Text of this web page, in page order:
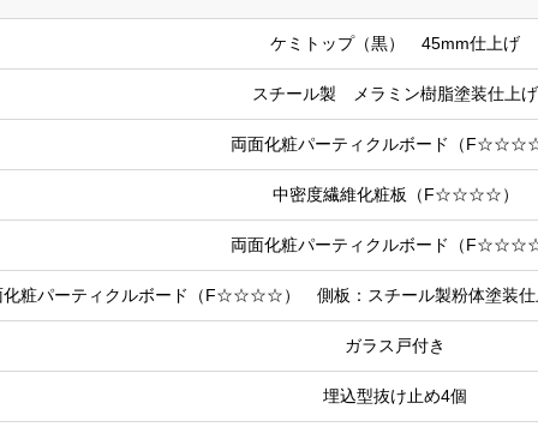
ケミトップ（黒） 45mm仕上げ
スチール製 メラミン樹脂塗装仕上げ
両面化粧パーティクルボード（
中密度繊維化粧板（F☆☆☆☆）
両面化粧パーティクルボード（
化粧パーティクルボード（F☆☆☆☆） 側板：スチール製粉体塗装仕
ガラス戸付き
埋込型抜け止め4個